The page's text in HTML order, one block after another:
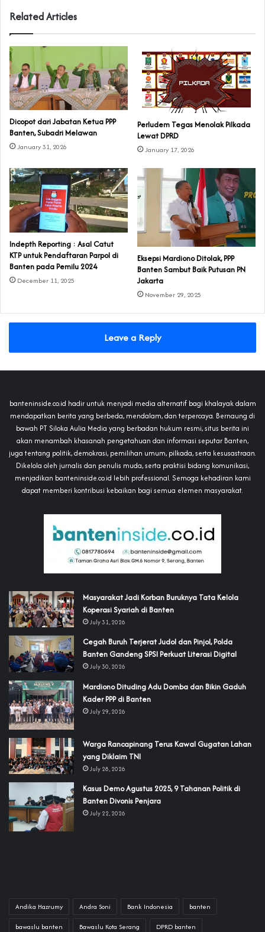
Related Articles
Dicopot dari Jabatan Ketua PPP
Banten, Subadri Melawan
January 31, 2026
Perludem Tegas Menolak Pilkada
Lewat DPRD
January 17, 2026
Indepth Reporting : Asal Catut
KTP untuk Pendaftaran Parpol di
Banten pada Pemilu 2024
December 11, 2025
Eksepsi Mardiono Ditolak, PPP
Banten Sambut Baik Putusan PN
Jakarta
November 29, 2025
Leave a Reply
banteninside.co.id hadir untuk menjadi media alternatif bagi khalayak dalam
mendapatkan berita yang berbeda, mendalam, dan terpercaya. Bernaung di
bawah PT Siloka Aulia Media yang berbadan hukum resmi, situs berita ini
akan menambah khasanah pengetahuan dan informasi seputar Banten,
juga tentang politik, demokrasi, pemilihan umum, pilkada, serta kesusastraan.
Dikelola oleh jurnalis dan penulis muda, serta praktisi bidang komunikasi,
menjadikan banteninside.co.id lebih professional. Semoga kehadiran kami
dapat memberi kontribusi kebaikan bagi semua elemen masyarakat.
‎Masyarakat Jadi Korban Buruknya Tata Kelola
Koperasi Syariah di Banten
July 31, 2026
Cegah Buruh Terjerat Judol dan Pinjol, Polda
Banten Gandeng SPSI Perkuat Literasi Digital
July 30, 2026
‎Mardiono Dituding Adu Domba dan Bikin Gaduh
Kader PPP di Banten
July 29, 2026
‎Warga Rancapinang Terus Kawal Gugatan Lahan
yang Diklaim TNI‎‎
July 28, 2026
‎Kasus Demo Agustus 2025, 9 Tahanan Politik di
Banten Divonis Penjara
July 22, 2026
Andika Hazrumy Andra Soni Bank Indonesia banten
bawaslu banten Bawaslu Kota Serang DPRD banten